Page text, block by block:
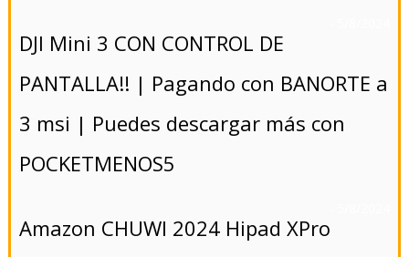
DJI Mini 3 CON CONTROL DE
PANTALLA!! | Pagando con BANORTE a
3 msi | Puedes descargar más con
POCKETMENOS5
Amazon CHUWI 2024 Hipad XPro